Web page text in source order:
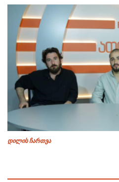
დილის ჩართვა